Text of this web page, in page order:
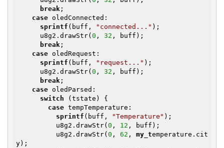
break ;
case oledConnected:
sprintf (buff, "connected..." );
      u8g2.drawStr(
0 , 32 , buff);
break ;
case oledRequest:
sprintf (buff, "request..." );
      u8g2.drawStr(
0 , 32 , buff);
break ;
case oledParsed:
switch (tstate) {
case tempTemperature:
sprintf (buff, "Temperature" );
          u8g2.drawStr(
0 , 12 , buff);
          u8g2.drawStr(
0 , 62 , my_temperature.cit
y);